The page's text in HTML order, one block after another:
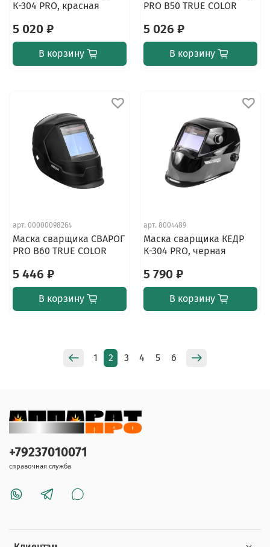
К-304 PRO, красная
5 020 ₽
В корзину
PRO В50 TRUE COLOR
5 026 ₽
В корзину
арт. 00000098264
Маска сварщика СВАРОГ
PRO В60 TRUE COLOR
5 446 ₽
В корзину
арт. 8004489
Маска сварщика КЕДР
К-304 PRO, черная
5 790 ₽
В корзину
1 2 3 4 5 6
+79237010071
справочная служба